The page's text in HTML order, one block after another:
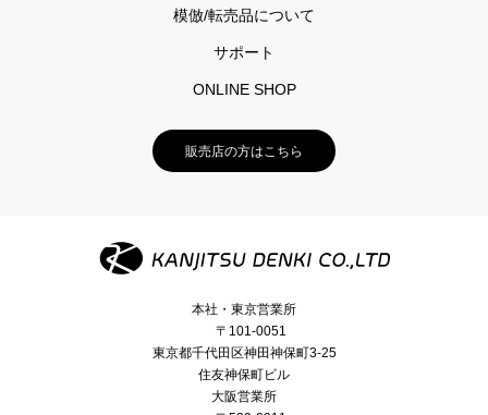
模倣/転売品について
サポート
ONLINE SHOP
販売店の方はこちら
本社・東京営業所
〒101-0051
東京都千代田区神田神保町3-25
住友神保町ビル
大阪営業所